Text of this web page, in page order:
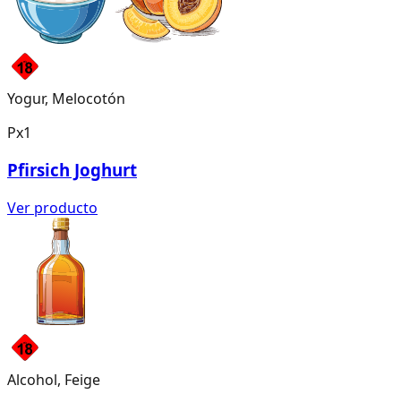
Yogur, Melocotón
Px1
Pfirsich Joghurt
Ver producto
Alcohol, Feige